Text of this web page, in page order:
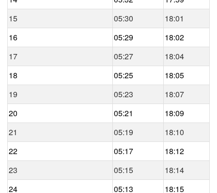
15
05:30
18:01
16
05:29
18:02
17
05:27
18:04
18
05:25
18:05
19
05:23
18:07
20
05:21
18:09
21
05:19
18:10
22
05:17
18:12
23
05:15
18:14
24
05:13
18:15